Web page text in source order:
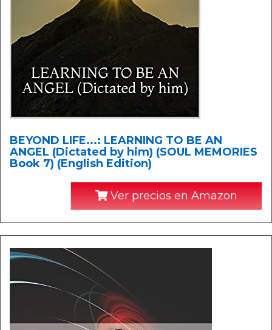
BEYOND LIFE...: LEARNING TO BE AN
ANGEL (Dictated by him) (SOUL MEMORIES
Book 7) (English Edition)
Ver precios en Amazon